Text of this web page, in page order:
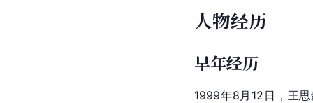
人物经历
早年经历
1999年8月12日，王